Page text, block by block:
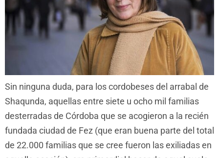
Sin ninguna duda, para los cordobeses del arrabal de
Shaqunda, aquellas entre siete u ocho mil familias
desterradas de Córdoba que se acogieron a la recién
fundada ciudad de Fez (que eran buena parte del total
de 22.000 familias que se cree fueron las exiliadas en